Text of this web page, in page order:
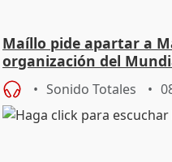
Maíllo pide apartar a
organización del
Sonido Totales